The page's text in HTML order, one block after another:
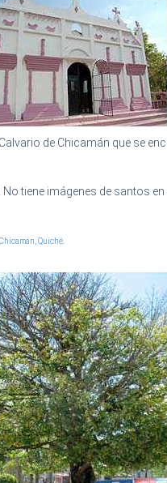
de Chicamán que se
tiene imágenes de santos
Quiché